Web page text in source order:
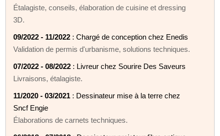
Étalagiste, conseils, élaboration de cuisine et dressing
3D.
09/2022 - 11/2022 : Chargé de conception chez Enedis
Validation de permis d'urbanisme, solutions techniques.
07/2022 - 08/2022 : Livreur chez Sourire Des Saveurs
Livraisons, étalagiste.
11/2020 - 03/2021 : Dessinateur mise à la terre chez
Sncf Engie
Élaborations de carnets techniques.